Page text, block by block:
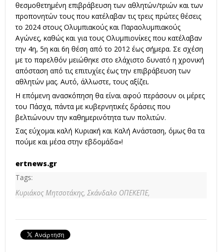
θεσμοθετημένη επιβράβευση των αθλητών/τριών και των
προπονητών τους που κατέλαβαν τις τρεις πρώτες θέσεις
το 2024 στους Ολυμπιακούς και Παραολυμπιακούς
Αγώνες, καθώς και για τους Ολυμπιονίκες που κατέλαβαν
την 4η, 5η και 6η θέση από το 2012 έως σήμερα. Σε σχέση
με το παρελθόν μειώθηκε στο ελάχιστο δυνατό η χρονική
απόσταση από τις επιτυχίες έως την επιβράβευση των
αθλητών μας. Αυτό, άλλωστε, τους αξίζει.
Η επόμενη ανασκόπηση θα είναι αφού περάσουν οι μέρες
του Πάσχα, πάντα με κυβερνητικές δράσεις που
βελτιώνουν την καθημερινότητα των πολιτών.
Σας εύχομαι καλή Κυριακή και Καλή Ανάσταση, όμως θα τα
πούμε και μέσα στην εβδομάδα»!
ertnews.gr
Tags:
Κυριάκος Μητσοτάκης, Σκάνδαλο ΟΠΕΚΕΠΕ,